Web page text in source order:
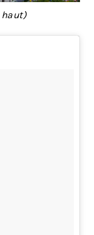
haut)